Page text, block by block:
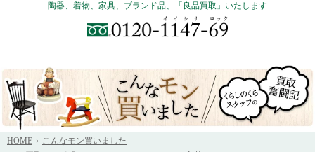
陶器、着物、家具、ブランド品、「良品買取」いたします
HOME
こんなモン買いました